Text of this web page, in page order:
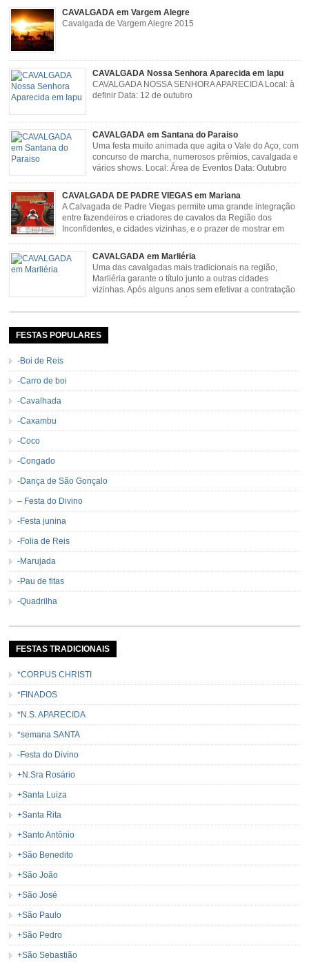
CAVALGADA em Vargem Alegre
Cavalgada de Vargem Alegre 2015
CAVALGADA Nossa Senhora Aparecida em Iapu
CAVALGADA NOSSA SENHORA APARECIDA Local: à
definir Data: 12 de outubro
CAVALGADA em Santana do Paraiso
Uma festa muito animada que agita o Vale do Aço, com
concurso de marcha, numerosos prêmios, cavalgada e
vários shows. Local: Área de Eventos Data: Outubro
CAVALGADA DE PADRE VIEGAS em Mariana
A Calvagada de Padre Viegas permite uma grande integração
entre fazendeiros e criadores de cavalos da Região dos
Inconfidentes, e cidades vizinhas, e o prazer de mostrar em
resgata cultura e saúde além de contar com apresentações musicais. Local:
Distrito de Padre Viegas, Antigo Campo de […]
CAVALGADA em Marliéria
Uma das cavalgadas mais tradicionais na região,
Marliéria garante o título junto a outras cidades
vizinhas. Após alguns anos sem efetivar a contratação
Cavalgada de Marliéria voltou, e não deixou dúvidas de que sua tradição
de […]
FESTAS POPULARES
-Boi de Reis
-Carro de boi
-Cavalhada
-Caxambu
-Coco
-Congado
-Dança de São Gonçalo
– Festa do Divino
-Festa junina
-Folia de Reis
-Marujada
-Pau de fitas
-Quadrilha
FESTAS TRADICIONAIS
*CORPUS CHRISTI
*FINADOS
*N.S. APARECIDA
*semana SANTA
-Festa do Divino
+N.Sra Rosário
+Santa Luiza
+Santa Rita
+Santo Antônio
+São Benedito
+São João
+São José
+São Paulo
+São Pedro
+São Sebastião